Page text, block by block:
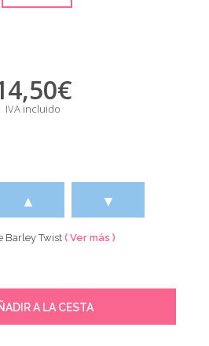
€
IVA incluido
▲ ▼
Barley Twist( Ver más )
A LA CESTA